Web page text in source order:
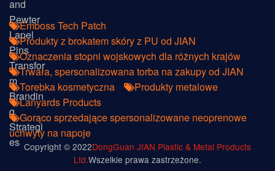
Emboss Tech Patch
Produkty z brokatem skóry z PU od JIAN
Oznaczenia stopni wojskowych dla różnych krajów
Trwała, spersonalizowana torba na zakupy od JIAN
Torebka kosmetyczna
Produkty metalowe
Lanyards Products
Gorąco sprzedające spersonalizowane neoprenowe
uchwyty na napoje
Copyright © 2022DongGuan JIAN Plastic & Metal Products
Ltd.Wszelkie prawa zastrzeżone.